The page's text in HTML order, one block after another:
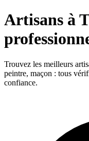
Artisans à
Trouvez les meilleurs
peintre, maçon : tous
confiance.